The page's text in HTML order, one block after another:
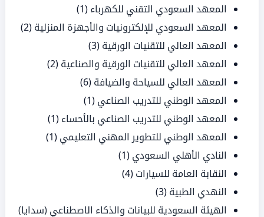
المعهد السعودي التقني للكهرباء (1)
المعهد السعودي للإلكترونيات والأجهزة المنزلية (2)
المعهد العالي للتقنيات الورقية (3)
المعهد العالي للتقنيات الورقية والصناعية (2)
المعهد العالي للسياحة والضيافة (6)
المعهد الوطني للتدريب الصناعي (1)
المعهد الوطني للتدريب الصناعي بالأحساء (1)
المعهد الوطني للتطوير المهني التعليمي (1)
النادي الأهلي السعودي (1)
النقابة العامة للسيارات (4)
النهدي الطبية (3)
الهيئة السعودية للبيانات والذكاء الاصطناعي (سدايا)